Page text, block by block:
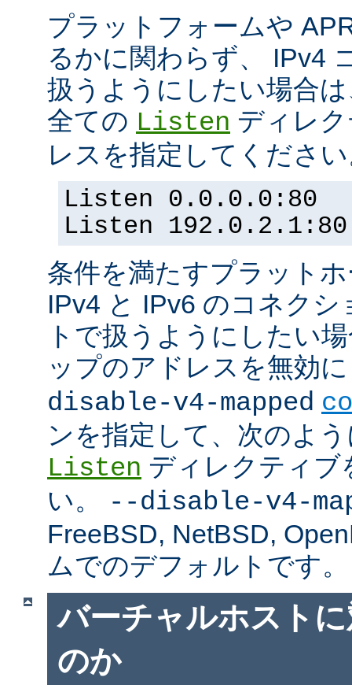
プラットフォームや
るかに関わらず、 IPv4
扱うようにしたい場合
全ての Listen ディレ
レスを指定してくださ
Listen 0.0.0.0:80
Listen 192.0.2.1:80
条件を満たすプラット
IPv4 と IPv6 のコネク
トで扱うようにしたい
ップのアドレスを無効
disable-v4-mapped
ンを指定して、次のよ
Listen ディレクティブ
い。
--disable-v4-
FreeBSD, NetBSD,
ムでのデフォルトです。
バーチャルホスト
のか